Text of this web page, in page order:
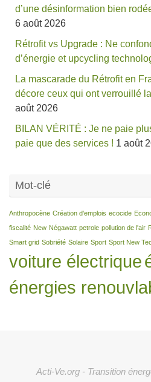
d’une désinformation bien
6 août 2026
Rétrofit vs Upgrade : Ne
d’énergie et upcycling
La mascarade du Rétrofit en
décore ceux qui ont verrouillé
août 2026
BILAN VÉRITÉ : Je ne paie
paie que des services ! 1 août
Mot-clé
Anthropocène Création d'emplois ecocide
fiscalité New Négawatt petrole pollution de l'air
Smart grid Sobriété Solaire Sport Sport New
voiture électrique
énergies
Acti-Ve.org - Transition